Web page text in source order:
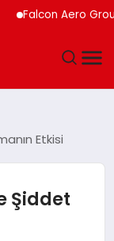
Falcon Aero
Etkisi
Şiddet